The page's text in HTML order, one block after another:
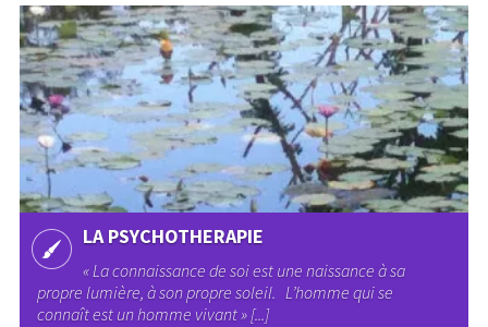
LA PSYCHOTHERAPIE
« La connaissance de soi est une naissance à sa
propre lumière, à son propre soleil. L’homme qui se
connaît est un homme vivant » [...]